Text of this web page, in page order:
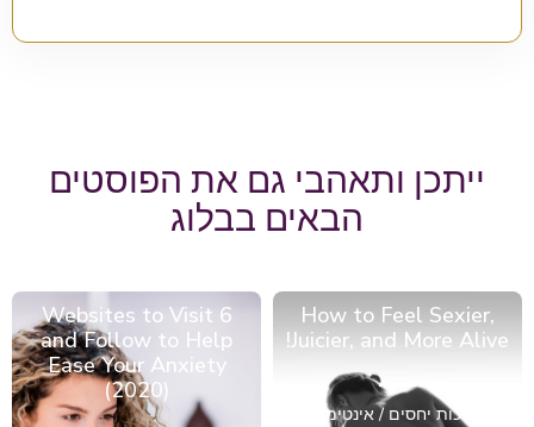
ייתכן ותאהבי גם את הפוסטים
הבאים בבלוג
How to Feel Sexier,
Juicier, and More Alive!
מערכות יחסים / אינטימיות
6 Websites to Visit
and Follow to Help
Ease Your Anxiety
(2020)